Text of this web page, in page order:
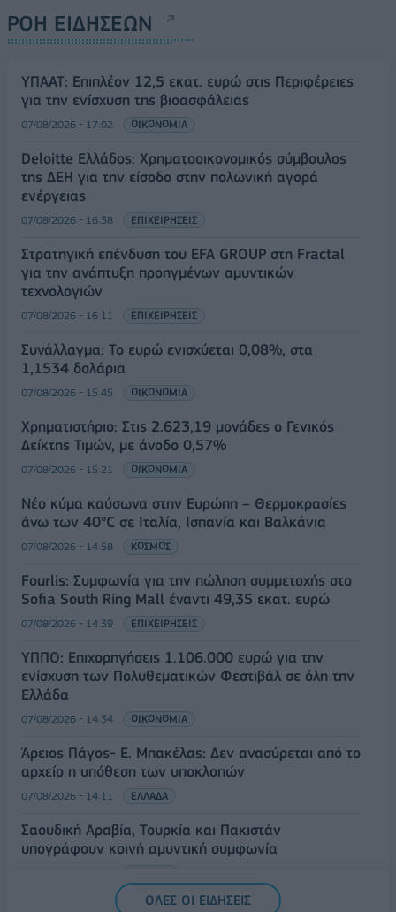
ΡΟΗ ΕΙΔΗΣΕΩΝ
ΥΠΑΑΤ: Επιπλέον 12,5 εκατ. ευρώ στις Περιφέρειες
για την ενίσχυση της βιοασφάλειας
07/08/2026 - 17:02 ΟΙΚΟΝΟΜΙΑ
Deloitte Ελλάδος: Χρηματοοικονομικός σύμβουλος
της ΔΕΗ για την είσοδο στην πολωνική αγορά
ενέργειας
07/08/2026 - 16:38 ΕΠΙΧΕΙΡΗΣΕΙΣ
Στρατηγική επένδυση του EFA GROUP στη Fractal
για την ανάπτυξη προηγμένων αμυντικών
τεχνολογιών
07/08/2026 - 16:11 ΕΠΙΧΕΙΡΗΣΕΙΣ
Συνάλλαγμα: Το ευρώ ενισχύεται 0,08%, στα
1,1534 δολάρια
07/08/2026 - 15:45 ΟΙΚΟΝΟΜΙΑ
Χρηματιστήριο: Στις 2.623,19 μονάδες ο Γενικός
Δείκτης Τιμών, με άνοδο 0,57%
07/08/2026 - 15:21 ΟΙΚΟΝΟΜΙΑ
Νέο κύμα καύσωνα στην Ευρώπη – Θερμοκρασίες
άνω των 40°C σε Ιταλία, Ισπανία και Βαλκάνια
07/08/2026 - 14:58 ΚΟΣΜΟΣ
Fourlis: Συμφωνία για την πώληση συμμετοχής στο
Sofia South Ring Mall έναντι 49,35 εκατ. ευρώ
07/08/2026 - 14:39 ΕΠΙΧΕΙΡΗΣΕΙΣ
ΥΠΠΟ: Επιχορηγήσεις 1.106.000 ευρώ για την
ενίσχυση των Πολυθεματικών Φεστιβάλ σε όλη την
Ελλάδα
07/08/2026 - 14:34 ΟΙΚΟΝΟΜΙΑ
Άρειος Πάγος- Ε. Μπακέλας: Δεν ανασύρεται από το
αρχείο η υπόθεση των υποκλοπών
07/08/2026 - 14:11 ΕΛΛΑΔΑ
Σαουδική Αραβία, Τουρκία και Πακιστάν
υπογράφουν κοινή αμυντική συμφωνία
ΟΛΕΣ ΟΙ ΕΙΔΗΣΕΙΣ